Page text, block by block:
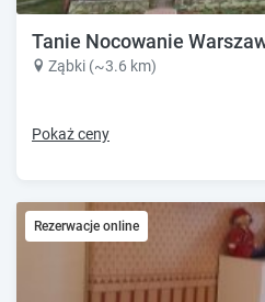
Tanie Nocowanie
Ząbki (~3.6 km)
Pokaż ceny
Rezerwacje online